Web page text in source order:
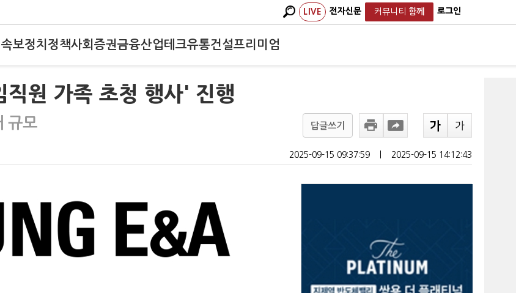
LIVE 전자신문 커뮤니티 함께 로그인
속보정치 정책사회 증권금융산업테크유통건설프리미엄
원 가족 초청 행사' 진행
규모 답글쓰기
2025-09-15 09:37:59 2025-09-15 14:12:43